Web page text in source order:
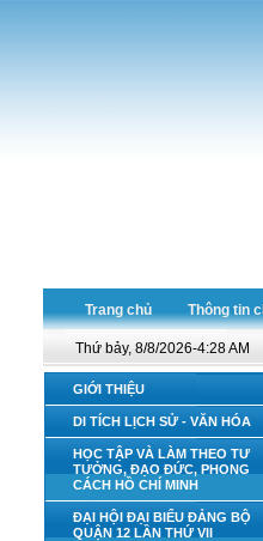
Trang chủ Thông tin
Thứ bảy, 8/8/2026-4:28 AM
GIỚI THIỆU
DI TÍCH LỊCH SỬ - VĂN HÓA
HỌC TẬP VÀ LÀM THEO TƯ
TƯỞNG, ĐẠO ĐỨC, PHONG
CÁCH HỒ CHÍ MINH
ĐẠI HỘI ĐẠI BIỂU ĐẢNG BỘ
QUẬN 12 LẦN THỨ VII